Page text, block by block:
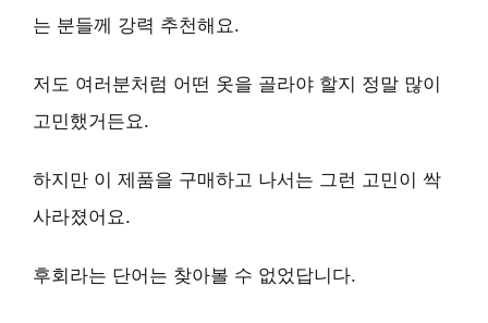
는 분들께 강력 추천해요.
저도 여러분처럼 어떤 옷을 골라야 할지 정말 많이
고민했거든요.
하지만 이 제품을 구매하고 나서는 그런 고민이 싹
사라졌어요.
후회라는 단어는 찾아볼 수 없었답니다.